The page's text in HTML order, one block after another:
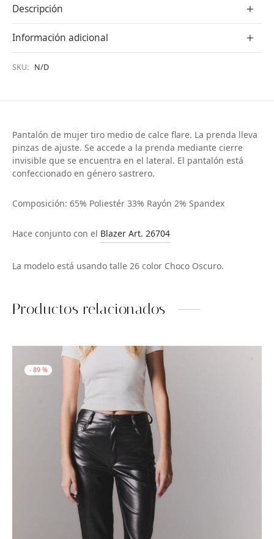
Descripción
Información adicional
SKU: N/D
Pantalón de mujer tiro medio de calce flare. La prenda lleva
pinzas de ajuste. Se accede a la prenda mediante cierre
invisible que se encuentra en el lateral. El pantalón está
confeccionado en género sastrero.
Composición: 65% Poliestér 33% Rayón 2% Spandex
Hace conjunto con el Blazer Art. 26704
La modelo está usando talle 26 color Choco Oscuro.
Productos relacionados
- 89 %